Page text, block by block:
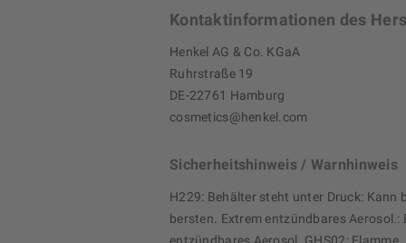
Kontaktinformationen des
Henkel AG & Co. KGaA
Ruhrstraße 19
DE-22761 Hamburg
cosmetics@henkel.com
Sicherheitshinweis / Warnhinweis
H229: Behälter steht unter Druck: Kann
bersten. Extrem entzündbares Aerosol.: